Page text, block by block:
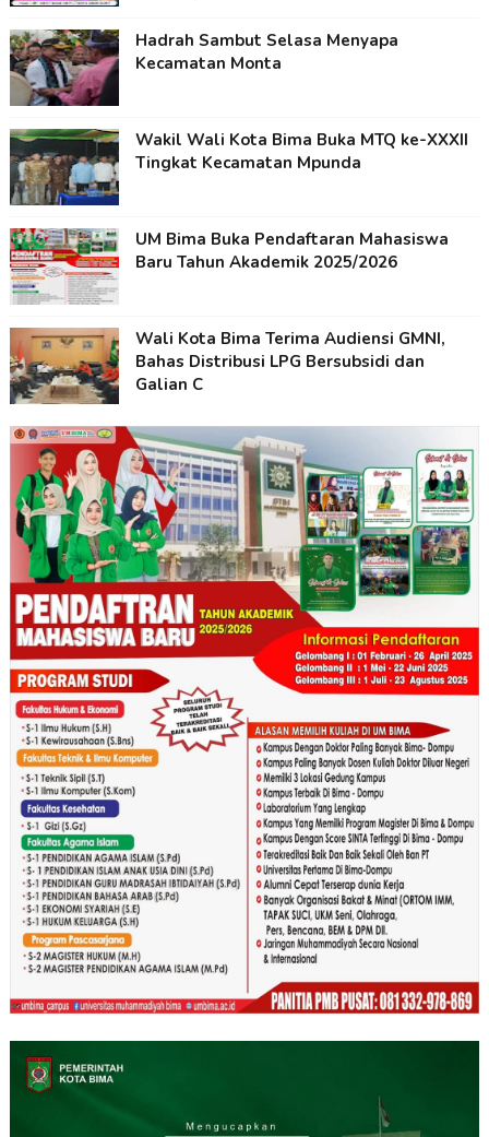
Hadrah Sambut Selasa Menyapa
Kecamatan Monta
Wakil Wali Kota Bima Buka MTQ ke-XXXII
Tingkat Kecamatan Mpunda
UM Bima Buka Pendaftaran Mahasiswa
Baru Tahun Akademik 2025/2026
Wali Kota Bima Terima Audiensi GMNI,
Bahas Distribusi LPG Bersubsidi dan
Galian C